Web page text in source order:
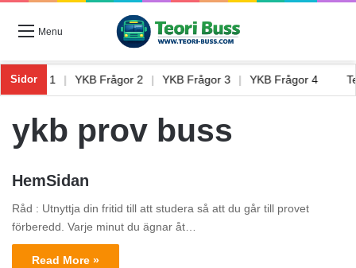
Menu
Sidor
Frågor 1 YKB Frågor 2 YKB Frågor 3 YKB Frågor 4
ykb prov buss
HemSidan
Råd : Utnyttja din fritid till att studera så att du går till provet
förberedd. Varje minut du ägnar åt…
Read More »